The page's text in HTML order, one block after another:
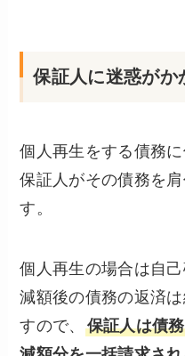
保証人に迷惑がか
個人再生をする債務
保証人がその債務を
す。
個人再生の場合は自
減額後の債務の返済
すので、 保証人は債